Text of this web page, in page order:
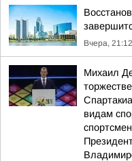
Вчера, 21:12
Михаил
видам